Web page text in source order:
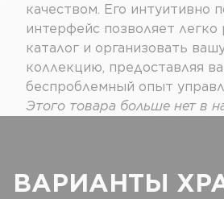
качеством. Его интуитивно
интерфейс позволяет легко
каталог и организовать
коллекцию, предоставляя
беспроблемный опыт
Этого товара больше нет в
ВАРИАНТЫ